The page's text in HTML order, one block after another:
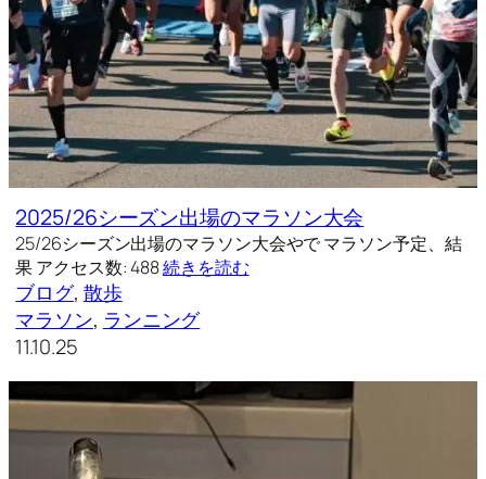
2025/26シーズン出場のマラソン大会
25/26シーズン出場のマラソン大会やで マラソン予定、結
果 アクセス数: 488続きを読む
ブログ, 散歩
マラソン, ランニング
11.10.25